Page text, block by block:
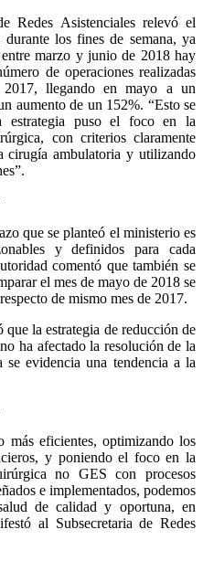
Redes Asistenciales relevó el
los fines de semana, ya
marzo y junio de 2018 hay
de operaciones realizadas
llegando en mayo a un
aumento de un 152%. “Esto se
estrategia puso el foco en la
con criterios claramente
cirugía ambulatoria y utilizando
que se planteó el ministerio es
y definidos para cada
comentó que también se
el mes de mayo de 2018 se
de mismo mes de 2017.
que la estrategia de reducción de
ha afectado la resolución de la
se evidencia una tendencia a la
más eficientes, optimizando los
y poniendo el foco en la
no GES con procesos
e implementados, podemos
de calidad y oportuna, en
al Subsecretaria de Redes